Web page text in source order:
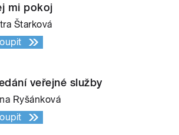
mi pokoj
Štarková
veřejné služby
Ryšánková